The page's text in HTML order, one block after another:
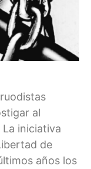
al
iniciativa
de
años los